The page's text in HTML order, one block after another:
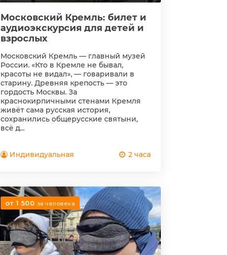
Московский Кремль: билет и
аудиоэкскурсия для детей и
взрослых
Московский Кремль — главный музей
России. «Кто в Кремле не бывал,
красоты не видал», — говаривали в
старину. Древняя крепость — это
гордость Москвы. За
краснокирпичными стенами Кремля
живёт сама русская история,
сохранились общерусские святыни,
всё д...
Индивидуальная 2 часа
от 1 500 за человека